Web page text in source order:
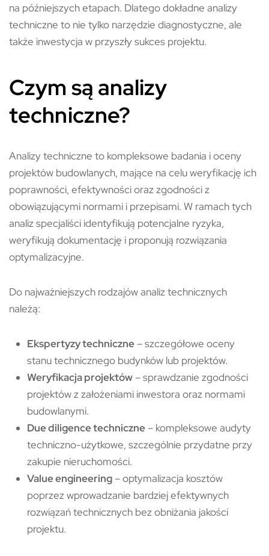
na późniejszych etapach. Dlatego dokładne analizy
techniczne to nie tylko narzędzie diagnostyczne, ale
także inwestycja w przyszły sukces projektu.
Czym są analizy
techniczne?
Analizy techniczne to kompleksowe badania i oceny
projektów budowlanych, mające na celu weryfikację ich
poprawności, efektywności oraz zgodności z
obowiązującymi normami i przepisami. W ramach tych
analiz specjaliści identyfikują potencjalne ryzyka,
weryfikują dokumentację i proponują rozwiązania
optymalizacyjne.
Do najważniejszych rodzajów analiz technicznych
należą:
Ekspertyzy techniczne – szczegółowe oceny
stanu technicznego budynków lub projektów.
Weryfikacja projektów – sprawdzanie zgodności
projektów z założeniami inwestora oraz normami
budowlanymi.
Due diligence techniczne – kompleksowe audyty
techniczno-użytkowe, szczególnie przydatne przy
zakupie nieruchomości.
Value engineering – optymalizacja kosztów
poprzez wprowadzanie bardziej efektywnych
rozwiązań technicznych bez obniżania jakości
projektu.